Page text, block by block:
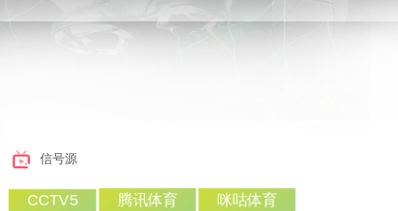
信号源
CCTV5 腾讯体育 咪咕体育